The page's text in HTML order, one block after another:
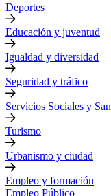
Deportes
Educación y juventud
Igualdad y diversidad
Seguridad y tráfico
Servicios Sociales y
Turismo
Urbanismo y ciudad
Empleo y formación
Empleo Público